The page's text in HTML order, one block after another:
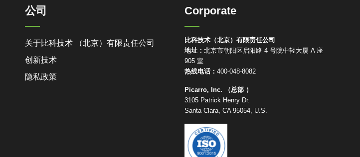
公司
关于比科技术 （北京）有限责任公司
创新技术
隐私政策
Corporate
比科技术（北京）有限责任公司
地址： 北京市朝阳区启阳路 4 号院中轻大厦 A 座
905 室
热线电话： 400-048-8082
Picarro, Inc. （总部 ）
3105 Patrick Henry Dr.
Santa Clara, CA 95054, U.S.